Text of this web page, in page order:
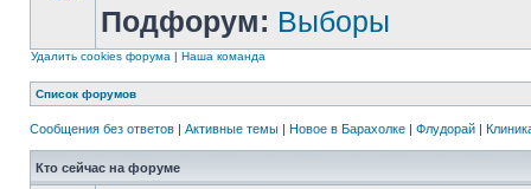
Подфорум: Выборы
Удалить cookies форума | Наша команда
Список форумов
Сообщения без ответов | Активные темы | Новое в Барахолке | Флудорай |
Кто сейчас на форуме